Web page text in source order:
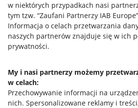
w niektórych przypadkach nasi
tym tzw. “Zaufani Partnerzy IAB
Informacja o celach przetwarzania
naszych partnerów znajduje się w ich
prywatności.
My i nasi partnerzy możemy
w celach:
Przechowywanie informacji na
nich. Spersonalizowane reklamy i
Przydatne informacje
Jak to działa
Allegro Gadane dla sprzedających
Allegro Gadane dla kupujących